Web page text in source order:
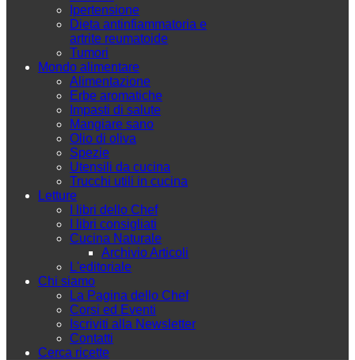
Ipertensione
Dieta antinfiammatoria e
artrite reumatoide
Tumori
Mondo alimentare
Alimentazione
Erbe aromatiche
Impasti di salute
Mangiare sano
Olio di oliva
Spezie
Utensili da cucina
Trucchi utili in cucina
Letture
I libri dello Chef
I libri consigliati
Cucina Naturale
Archivio Articoli
L'editoriale
Chi siamo
La Pagina dello Chef
Corsi ed Eventi
Iscriviti alla Newsletter
Contatti
Cerca ricette